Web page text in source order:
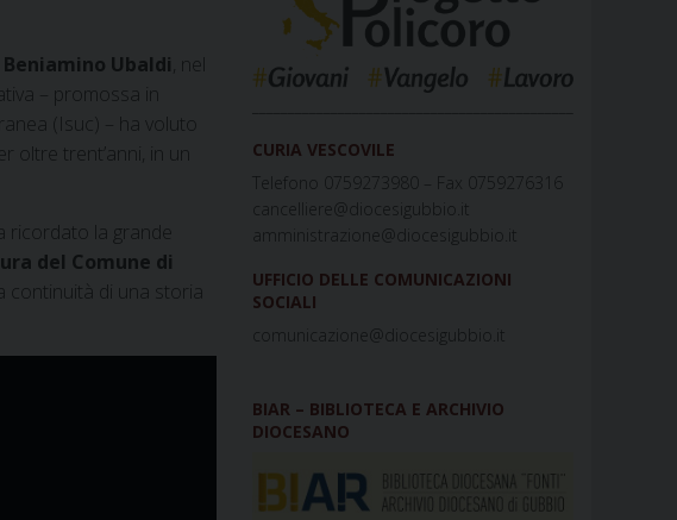
Beniamino Ubaldi , nel
– promossa in
(Isuc) – ha voluto
trent’anni, in un
ricordato la grande
del Comune di
continuità di una storia
CURIA VESCOVILE
Telefono 0759273980 – Fax 0759276316
cancelliere@diocesigubbio.it
amministrazione@diocesigubbio.it
UFFICIO DELLE COMUNICAZIONI
SOCIALI
comunicazione@diocesigubbio.it
BIAR – BIBLIOTECA E ARCHIVIO
DIOCESANO